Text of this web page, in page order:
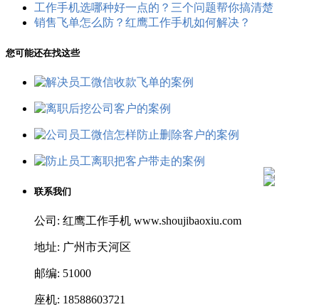
工作手机选哪种好一点的？三个问题帮你搞清楚
销售飞单怎么防？红鹰工作手机如何解决？
您可能还在找这些
联系我们
公司: 红鹰工作手机 www.shoujibaoxiu.com
地址: 广州市天河区
邮编: 51000
座机: 18588603721